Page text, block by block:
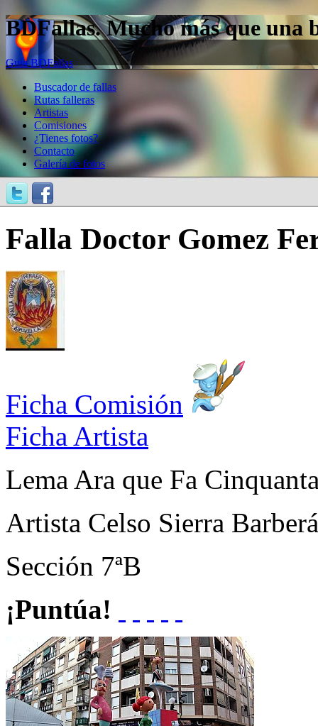
BDFallas. Mucho más que una
Guía BDFallas
Buscador de fallas
Rutas falleras
Artistas
Comisiones
¿Tienes fotos?
Contacto
Galería de fotos
Falla Doctor Gomez
Ficha Comisión
Ficha Artista
Lema Ara que Fa
Artista Celso Sierra
Sección 7ªB
¡Puntúa!